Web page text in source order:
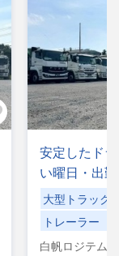
安定したド
い曜日・出
みもOK／手
事なし！
大型トラック
トレーラー（
白帆ロジテム